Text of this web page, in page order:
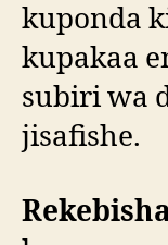
kuponda
kupakaa
subiri wa
jisafishe.